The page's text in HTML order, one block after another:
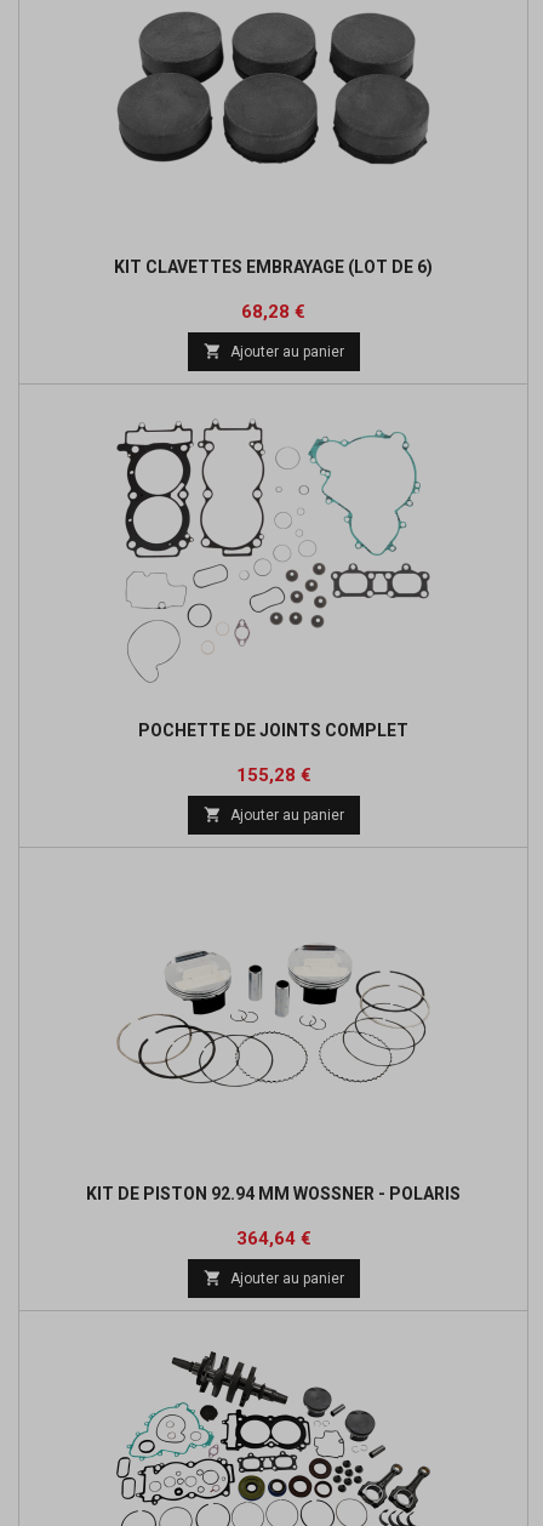
KIT CLAVETTES EMBRAYAGE (LOT DE 6)
Prix
68,28 €
base
 Ajouter au panier
POCHETTE DE JOINTS COMPLET
Prix
155,28 €Prix
de
base
 Ajouter au panier
KIT DE PISTON 92.94 MM WOSSNER - POLARIS
Prix
364,64 €
 Ajouter au panier